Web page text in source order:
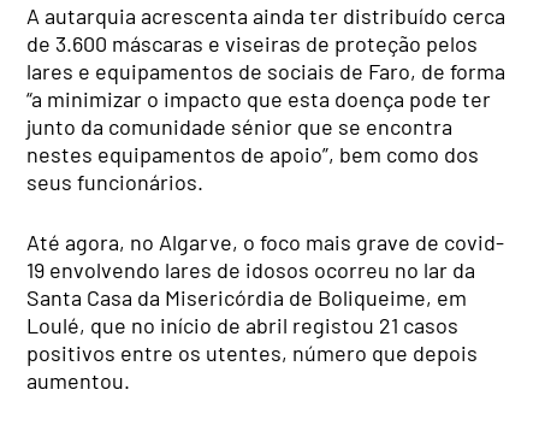
A autarquia acrescenta ainda ter distribuído cerca
de 3.600 máscaras e viseiras de proteção pelos
lares e equipamentos de sociais de Faro, de forma
“a minimizar o impacto que esta doença pode ter
junto da comunidade sénior que se encontra
nestes equipamentos de apoio”, bem como dos
seus funcionários.
Até agora, no Algarve, o foco mais grave de covid-
19 envolvendo lares de idosos ocorreu no lar da
Santa Casa da Misericórdia de Boliqueime, em
Loulé, que no início de abril registou 21 casos
positivos entre os utentes, número que depois
aumentou.